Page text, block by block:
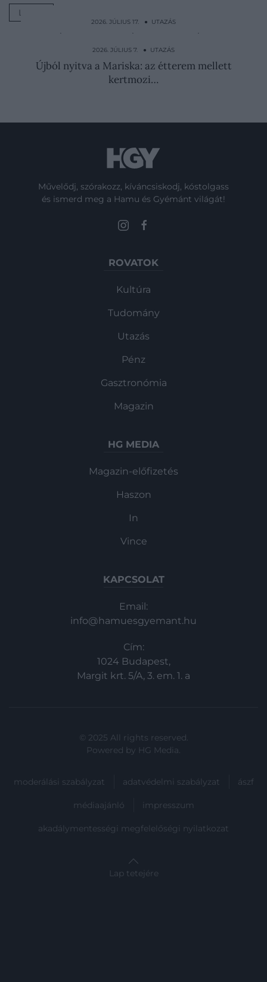
LISTA
2026. JÚLIUS 17. ● UTAZÁS
Japán „egyeurós” házai: ezt kell vállalni
értük
2026. JÚLIUS 7. ● UTAZÁS
Újból nyitva a Mariska: az étterem mellett
kertmozi…
Művelődj, szórakozz, kíváncsiskodj, kóstolgass
és ismerd meg a Hamu és Gyémánt világát!
ROVATOK
Kultúra
Tudomány
Utazás
Pénz
Gasztronómia
Magazin
HG MEDIA
Magazin-előfizetés
Haszon
In
Vince
KAPCSOLAT
Email:
info@hamuesgyemant.hu
Cím:
1024 Budapest,
Margit krt. 5/A, 3. em. 1. a
© 2025 All rights reserved.
Powered by HG Media.
moderálási szabályzat adatvédelmi szabályzat ászf
médiaajánló impresszum
akadálymentességi megfelelőségi nyilatkozat
Lap tetejére